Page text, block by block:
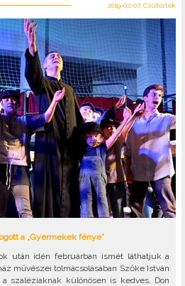
2019-02-07, Csütörtök
a „Gyermekek fénye”
után idén februárban ismét láthatjuk a
művészei tolmácsolásában Szőke István
szaléziaknak különösen is kedves, Don